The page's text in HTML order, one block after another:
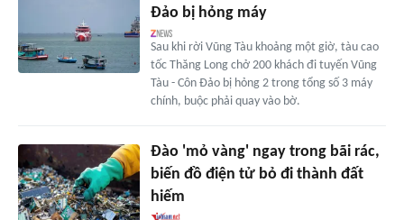
Đảo bị hỏng máy
Sau khi rời Vũng Tàu khoảng một giờ, tàu cao
tốc Thăng Long chở 200 khách đi tuyến Vũng
Tàu - Côn Đảo bị hỏng 2 trong tổng số 3 máy
chính, buộc phải quay vào bờ.
Đào 'mỏ vàng' ngay trong bãi rác,
biến đồ điện tử bỏ đi thành đất
hiếm